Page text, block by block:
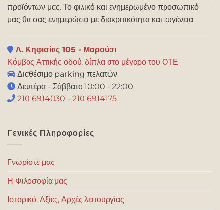
προϊόντων μας. Το φιλικό και ενημερωμένο προσωπικό
μας θα σας ενημερώσει με διακριτικότητα και ευγένεια
Λ. Κηφισίας 105 - Μαρούσι
Κόμβος Αττικής οδού, δίπλα στο μέγαρο του ΟΤΕ
Διαθέσιμο parking πελατών
Δευτέρα - Σάββατο 10:00 - 22:00
210 6914030 - 210 6914175
Γενικές Πληροφορίες
Γνωρίστε μας
Η Φιλοσοφία μας
Ιστορικό, Αξίες, Αρχές λειτουργίας